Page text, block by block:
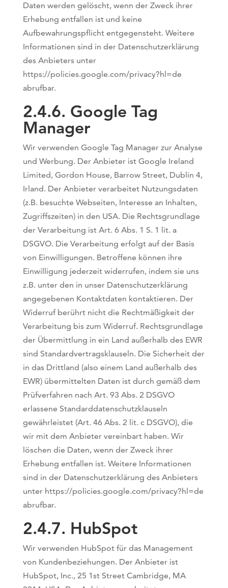
Daten werden gelöscht, wenn der Zweck ihrer
Erhebung entfallen ist und keine
Aufbewahrungspflicht entgegensteht. Weitere
Informationen sind in der Datenschutzerklärung
des Anbieters unter
https://policies.google.com/privacy?hl=de
abrufbar.
2.4.6. ​Google Tag
Manager
Wir verwenden Google Tag Manager zur Analyse
und Werbung. Der Anbieter ist Google Ireland
Limited, Gordon House, Barrow Street, Dublin 4,
Irland. Der Anbieter verarbeitet Nutzungsdaten
(z.B. besuchte Webseiten, Interesse an Inhalten,
Zugriffszeiten) in den USA. Die Rechtsgrundlage
der Verarbeitung ist Art. 6 Abs. 1 S. 1 lit. a
DSGVO. Die Verarbeitung erfolgt auf der Basis
von Einwilligungen. Betroffene können ihre
Einwilligung jederzeit widerrufen, indem sie uns
z.B. unter den in unser Datenschutzerklärung
angegebenen Kontaktdaten kontaktieren. Der
Widerruf berührt nicht die Rechtmäßigkeit der
Verarbeitung bis zum Widerruf. Rechtsgrundlage
der Übermittlung in ein Land außerhalb des EWR
sind Standardvertragsklauseln. Die Sicherheit der
in das Drittland (also einem Land außerhalb des
EWR) übermittelten Daten ist durch gemäß dem
Prüfverfahren nach Art. 93 Abs. 2 DSGVO
erlassene Standarddatenschutzklauseln
gewährleistet (Art. 46 Abs. 2 lit. c DSGVO), die
wir mit dem Anbieter vereinbart haben. Wir
löschen die Daten, wenn der Zweck ihrer
Erhebung entfallen ist. Weitere Informationen
sind in der Datenschutzerklärung des Anbieters
unter https://policies.google.com/privacy?hl=de
abrufbar.
2.4.7. ​HubSpot
Wir verwenden HubSpot für das Management
von Kundenbeziehungen. Der Anbieter ist
HubSpot, Inc., 25 1st Street Cambridge, MA